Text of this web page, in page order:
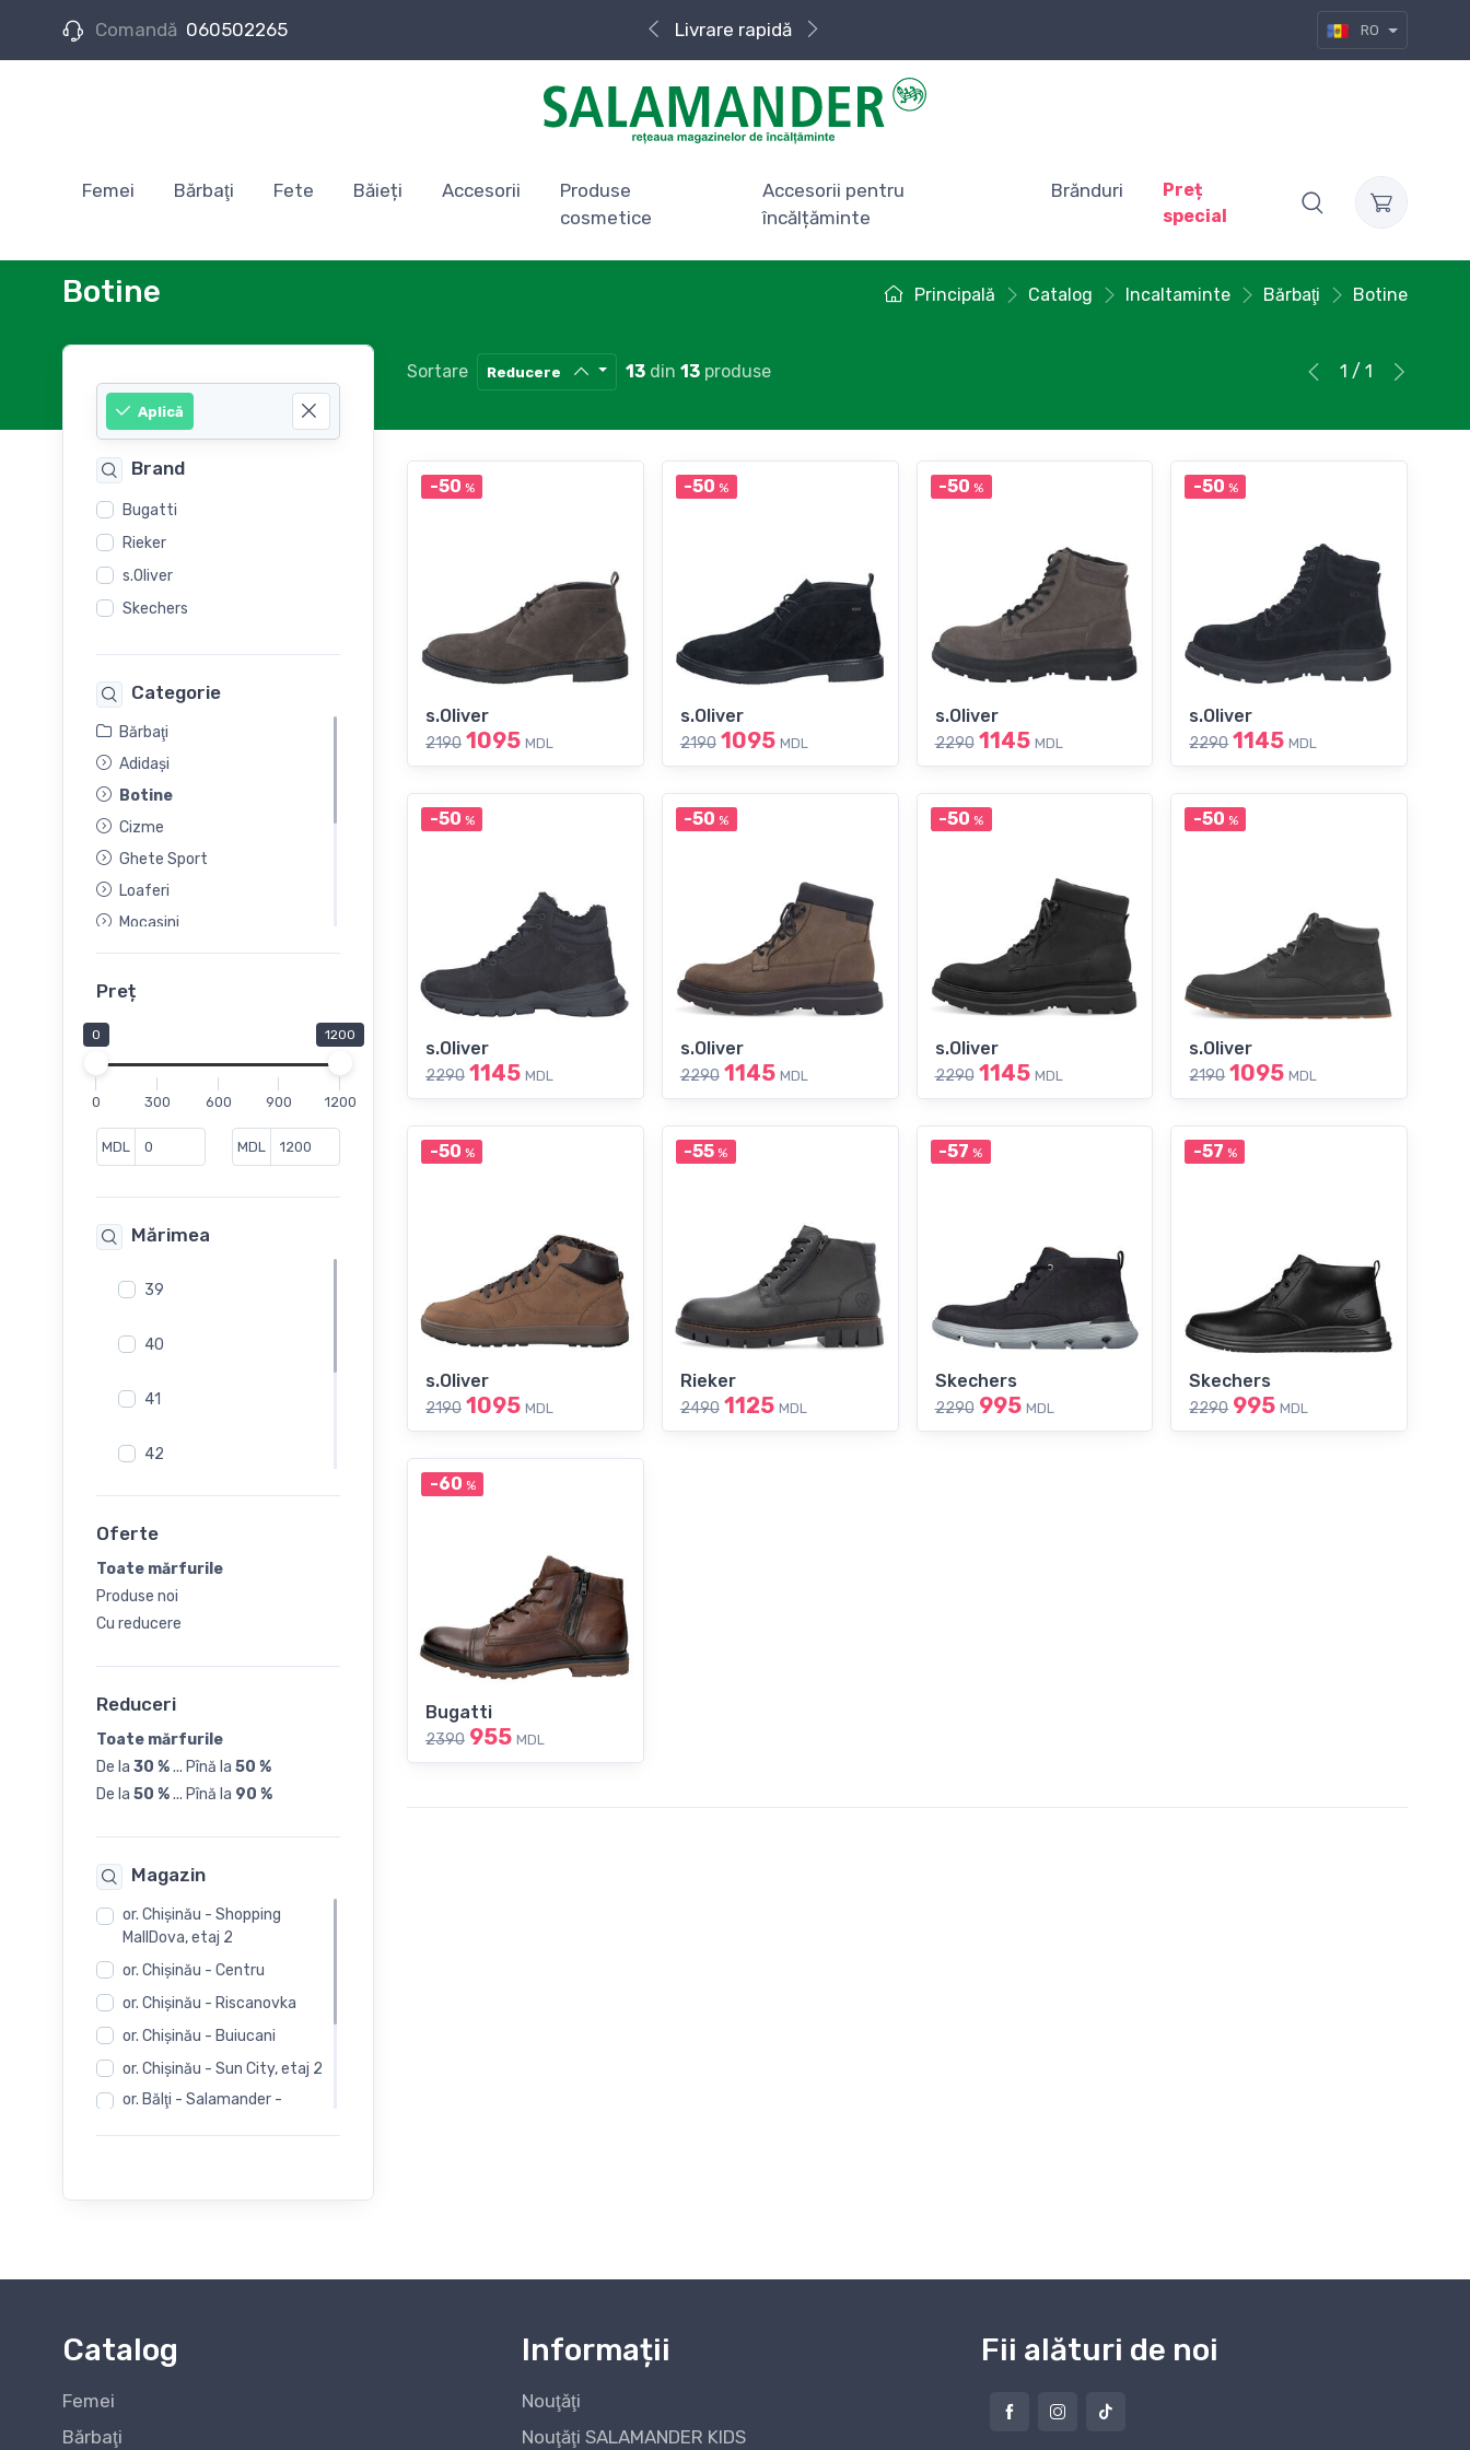
Comandă 060502265 Livrare rapidă RO
Femei Bărbaţi Fete Băieți Accesorii
Produse
cosmetice
Accesorii pentru
încălțăminte
Brănduri
Preț
special
Principală Catalog Incaltaminte Bărbaţi Botine
Botine
Aplică
Brand
Bugatti
Rieker
s.Oliver
Skechers
Categorie
Bărbaţi
Adidași
Botine
Cizme
Ghete Sport
Loaferi
Mocasini
Pantofi
Pantofi de vara
Slip-On
Sneakers
Preț
0 1200
0 300 600 900 1200
MDL MDL
Mărimea
39
40
41
42
44
45
Oferte
Toate mărfurile
Produse noi
Cu reducere
Reduceri
Toate mărfurile
De la 30 %... Pînă la 50 %
De la 50 %... Pînă la 90 %
Magazin
or. Chişinău - Shopping
MallDova, etaj 2
or. Chişinău - Centru
or. Chişinău - Riscanovka
or. Chişinău - Buiucani
or. Chişinău - Sun City, etaj 2
or. Bălţi - Salamander -
or. Bălţi - Rieker -
Sortare Reducere 13 din 13 produse 1 / 1
-50 %
s.Oliver
2190 1095 MDL
-50 %
s.Oliver
2190 1095 MDL
-50 %
s.Oliver
2290 1145 MDL
-50 %
s.Oliver
2290 1145 MDL
-50 %
s.Oliver
2290 1145 MDL
-50 %
s.Oliver
2290 1145 MDL
-50 %
s.Oliver
2290 1145 MDL
-50 %
s.Oliver
2190 1095 MDL
-50 %
s.Oliver
2190 1095 MDL
-55 %
Rieker
2490 1125 MDL
-57 %
Skechers
2290 995 MDL
-57 %
Skechers
2290 995 MDL
-60 %
Bugatti
2390 955 MDL
Catalog
Femei
Bărbaţi
Informații
Nouţăţi
Nouţăţi SALAMANDER KIDS
Fii alături de noi